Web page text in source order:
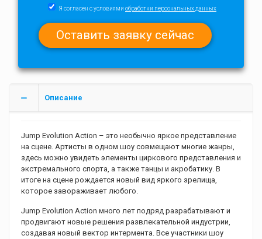
Я согласен с условиями обработки персональных данных
Описание
Jump Evolution Action – это необычно яркое представление
на сцене. Артисты в одном шоу совмещают многие жанры,
здесь можно увидеть элементы циркового представления и
экстремального спорта, а также танцы и акробатику. В
итоге на сцене рождается новый вид яркого зрелища,
которое завораживает любого.
Jump Evolution Action много лет подряд разрабатывают и
продвигают новые решения развлекательной индустрии,
создавая новый вектор интермента. Все участники шоу